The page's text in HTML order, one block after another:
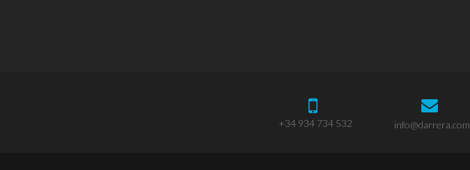
+34 934 734 532 info@darrera.com